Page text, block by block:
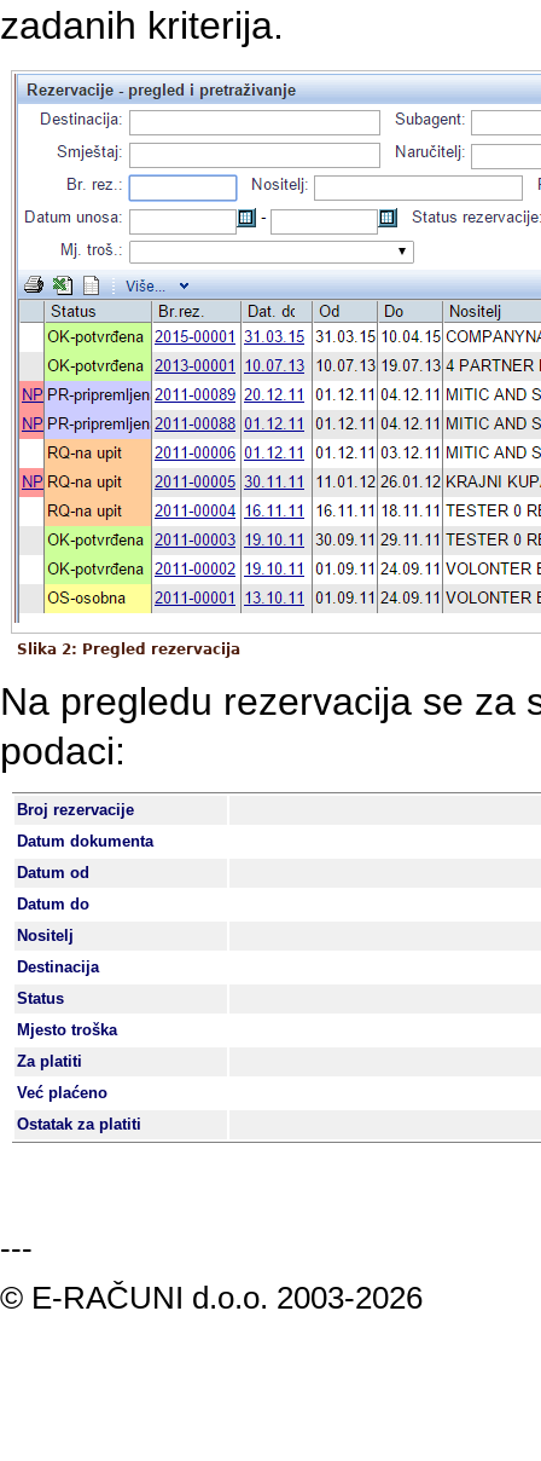
zadanih kriterija.
Slika 2: Pregled rezervacija
Na pregledu rezervacija se za
podaci:
Broj rezervacije
Datum dokumenta
Datum od
Datum do
Nositelj
Destinacija
Status
Mjesto troška
Za platiti
Već plaćeno
Ostatak za platiti
---
© E-RAČUNI d.o.o. 2003-2026